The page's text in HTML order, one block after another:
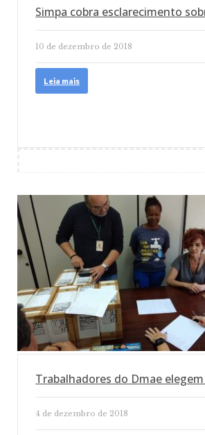
Simpa cobra esclarecimento
10 de dezembro de 2018
Leia mais
Trabalhadores do Dmae
4 de dezembro de 2018